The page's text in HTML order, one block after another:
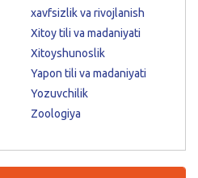
xavfsizlik va rivojlanish
Xitoy tili va madaniyati
Xitoyshunoslik
Yapon tili va madaniyati
Yozuvchilik
Zoologiya